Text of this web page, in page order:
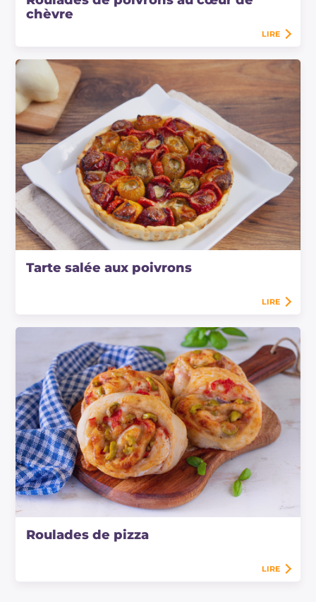
chèvre
LIRE
Tarte salée aux poivrons
LIRE
Roulades de pizza
LIRE